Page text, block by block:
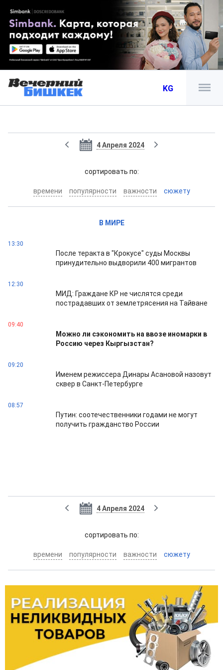
KG
4 Апреля 2024
cортировать по:
времени популярности важности сюжету
В МИРЕ
13:30
После теракта в "Крокусе" суды Москвы
принудительно выдворили 400 мигрантов
12:30
МИД: Граждане КР не числятся среди
пострадавших от землетрясения на Тайване
09:40
Можно ли сэкономить на ввозе иномарки в
Россию через Кыргызстан?
09:20
Именем режиссера Динары Асановой назовут
сквер в Санкт-Петербурге
08:57
Путин: соотечественники годами не могут
получить гражданство России
4 Апреля 2024
cортировать по:
времени популярности важности сюжету